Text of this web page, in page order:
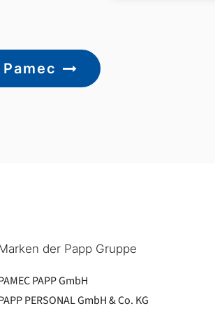
der Papp Gruppe
PAPP GmbH
PERSONAL GmbH & Co. KG